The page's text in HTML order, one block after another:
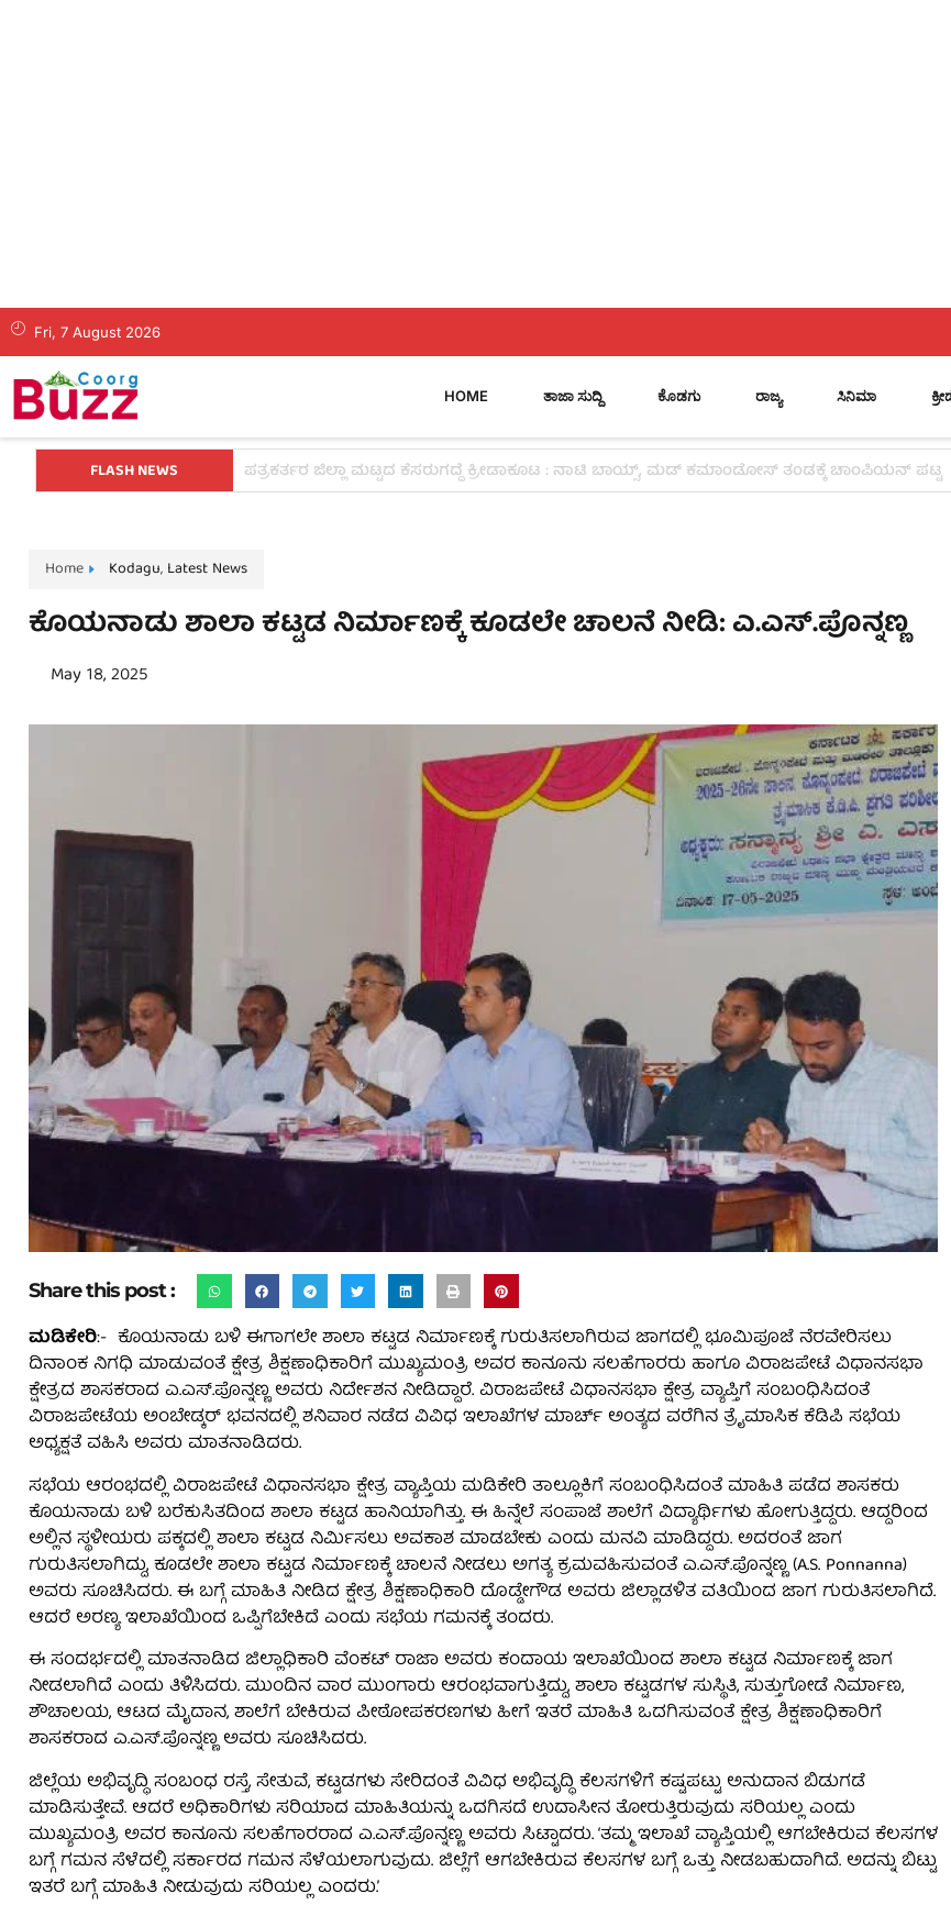
Fri, 7 August 2026
HOME ತಾಜಾ ಸುದ್ದಿ ಕೊಡಗು ರಾಜ್ಯ ಸಿನಿಮಾ
FLASH NEWS ತಂತ್ರವೇ ಯಶಸ್ಸಿನ ಮೂಲ, ಕೇವಲ ಕಲ್ಪನೆಗಳಿಂದ ಉದ್ಯಮ ಯಶಸ್ವಿಯಾಗುವುದಿಲ್ಲ: ವೇಣು ಶರ್ಮಾ
Home Kodagu, Latest News
ಕೊಯನಾಡು ಶಾಲಾ ಕಟ್ಟಡ ನಿರ್ಮಾಣಕ್ಕೆ ಕೂಡಲೇ ಚಾಲನೆ ನೀಡಿ: ಎ.ಎಸ್.ಪೊನ್ನಣ್ಣ
May 18, 2025
Share this post :
ಮಡಿಕೇರಿ:- ಕೊಯನಾಡು ಬಳಿ ಈಗಾಗಲೇ ಶಾಲಾ ಕಟ್ಟಡ ನಿರ್ಮಾಣಕ್ಕೆ ಗುರುತಿಸಲಾಗಿರುವ ಜಾಗದಲ್ಲಿ ಭೂಮಿಪೂಜೆ ನೆರವೇರಿಸಲು
ದಿನಾಂಕ ನಿಗಧಿ ಮಾಡುವಂತೆ ಕ್ಷೇತ್ರ ಶಿಕ್ಷಣಾಧಿಕಾರಿಗೆ ಮುಖ್ಯಮಂತ್ರಿ ಅವರ ಕಾನೂನು ಸಲಹೆಗಾರರು ಹಾಗೂ ವಿರಾಜಪೇಟೆ ವಿಧಾನಸಭಾ
ಕ್ಷೇತ್ರದ ಶಾಸಕರಾದ ಎ.ಎಸ್.ಪೊನ್ನಣ್ಣ ಅವರು ನಿರ್ದೇಶನ ನೀಡಿದ್ದಾರೆ. ವಿರಾಜಪೇಟೆ ವಿಧಾನಸಭಾ ಕ್ಷೇತ್ರ ವ್ಯಾಪ್ತಿಗೆ ಸಂಬಂಧಿಸಿದಂತೆ
ವಿರಾಜಪೇಟೆಯ ಅಂಬೇಡ್ಕರ್ ಭವನದಲ್ಲಿ ಶನಿವಾರ ನಡೆದ ವಿವಿಧ ಇಲಾಖೆಗಳ ಮಾರ್ಚ್ ಅಂತ್ಯದ ವರೆಗಿನ ತ್ರೈಮಾಸಿಕ ಕೆಡಿಪಿ ಸಭೆಯ
ಅಧ್ಯಕ್ಷತೆ ವಹಿಸಿ ಅವರು ಮಾತನಾಡಿದರು.
ಸಭೆಯ ಆರಂಭದಲ್ಲಿ ವಿರಾಜಪೇಟೆ ವಿಧಾನಸಭಾ ಕ್ಷೇತ್ರ ವ್ಯಾಪ್ತಿಯ ಮಡಿಕೇರಿ ತಾಲ್ಲೂಕಿಗೆ ಸಂಬಂಧಿಸಿದಂತೆ ಮಾಹಿತಿ ಪಡೆದ ಶಾಸಕರು
ಕೊಯನಾಡು ಬಳಿ ಬರೆಕುಸಿತದಿಂದ ಶಾಲಾ ಕಟ್ಟಡ ಹಾನಿಯಾಗಿತ್ತು. ಈ ಹಿನ್ನೆಲೆ ಸಂಪಾಜೆ ಶಾಲೆಗೆ ವಿದ್ಯಾರ್ಥಿಗಳು ಹೋಗುತ್ತಿದ್ದರು. ಆದ್ದರಿಂದ
ಅಲ್ಲಿನ ಸ್ಥಳೀಯರು ಪಕ್ಕದಲ್ಲಿ ಶಾಲಾ ಕಟ್ಟಡ ನಿರ್ಮಿಸಲು ಅವಕಾಶ ಮಾಡಬೇಕು ಎಂದು ಮನವಿ ಮಾಡಿದ್ದರು. ಅದರಂತೆ ಜಾಗ
ಗುರುತಿಸಲಾಗಿದ್ದು, ಕೂಡಲೇ ಶಾಲಾ ಕಟ್ಟಡ ನಿರ್ಮಾಣಕ್ಕೆ ಚಾಲನೆ ನೀಡಲು ಅಗತ್ಯ ಕ್ರಮವಹಿಸುವಂತೆ ಎ.ಎಸ್.ಪೊನ್ನಣ್ಣ (A.S. Ponnanna)
ಅವರು ಸೂಚಿಸಿದರು. ಈ ಬಗ್ಗೆ ಮಾಹಿತಿ ನೀಡಿದ ಕ್ಷೇತ್ರ ಶಿಕ್ಷಣಾಧಿಕಾರಿ ದೊಡ್ಡೇಗೌಡ ಅವರು ಜಿಲ್ಲಾಡಳಿತ ವತಿಯಿಂದ ಜಾಗ ಗುರುತಿಸಲಾಗಿದೆ.
ಆದರೆ ಅರಣ್ಯ ಇಲಾಖೆಯಿಂದ ಒಪ್ಪಿಗೆಬೇಕಿದೆ ಎಂದು ಸಭೆಯ ಗಮನಕ್ಕೆ ತಂದರು.
ಈ ಸಂದರ್ಭದಲ್ಲಿ ಮಾತನಾಡಿದ ಜಿಲ್ಲಾಧಿಕಾರಿ ವೆಂಕಟ್ ರಾಜಾ ಅವರು ಕಂದಾಯ ಇಲಾಖೆಯಿಂದ ಶಾಲಾ ಕಟ್ಟಡ ನಿರ್ಮಾಣಕ್ಕೆ ಜಾಗ
ನೀಡಲಾಗಿದೆ ಎಂದು ತಿಳಿಸಿದರು. ಮುಂದಿನ ವಾರ ಮುಂಗಾರು ಆರಂಭವಾಗುತ್ತಿದ್ದು, ಶಾಲಾ ಕಟ್ಟಡಗಳ ಸುಸ್ಥಿತಿ, ಸುತ್ತುಗೋಡೆ ನಿರ್ಮಾಣ,
ಶೌಚಾಲಯ, ಆಟದ ಮೈದಾನ, ಶಾಲೆಗೆ ಬೇಕಿರುವ ಪೀಠೋಪಕರಣಗಳು ಹೀಗೆ ಇತರೆ ಮಾಹಿತಿ ಒದಗಿಸುವಂತೆ ಕ್ಷೇತ್ರ ಶಿಕ್ಷಣಾಧಿಕಾರಿಗೆ
ಶಾಸಕರಾದ ಎ.ಎಸ್.ಪೊನ್ನಣ್ಣ ಅವರು ಸೂಚಿಸಿದರು.
ಜಿಲ್ಲೆಯ ಅಭಿವೃದ್ಧಿ ಸಂಬಂಧ ರಸ್ತೆ, ಸೇತುವೆ, ಕಟ್ಟಡಗಳು ಸೇರಿದಂತೆ ವಿವಿಧ ಅಭಿವೃದ್ಧಿ ಕೆಲಸಗಳಿಗೆ ಕಷ್ಟಪಟ್ಟು ಅನುದಾನ ಬಿಡುಗಡೆ
ಮಾಡಿಸುತ್ತೇವೆ. ಆದರೆ ಅಧಿಕಾರಿಗಳು ಸರಿಯಾದ ಮಾಹಿತಿಯನ್ನು ಒದಗಿಸದೆ ಉದಾಸೀನ ತೋರುತ್ತಿರುವುದು ಸರಿಯಲ್ಲ ಎಂದು
ಮುಖ್ಯಮಂತ್ರಿ ಅವರ ಕಾನೂನು ಸಲಹೆಗಾರರಾದ ಎ.ಎಸ್.ಪೊನ್ನಣ್ಣ ಅವರು ಸಿಟ್ಟಾದರು. ‘ತಮ್ಮ ಇಲಾಖೆ ವ್ಯಾಪ್ತಿಯಲ್ಲಿ ಆಗಬೇಕಿರುವ ಕೆಲಸಗಳ
ಬಗ್ಗೆ ಗಮನ ಸೆಳೆದಲ್ಲಿ ಸರ್ಕಾರದ ಗಮನ ಸೆಳೆಯಲಾಗುವುದು. ಜಿಲ್ಲೆಗೆ ಆಗಬೇಕಿರುವ ಕೆಲಸಗಳ ಬಗ್ಗೆ ಒತ್ತು ನೀಡಬಹುದಾಗಿದೆ. ಅದನ್ನು ಬಿಟ್ಟು
ಇತರೆ ಬಗ್ಗೆ ಮಾಹಿತಿ ನೀಡುವುದು ಸರಿಯಲ್ಲ ಎಂದರು.’